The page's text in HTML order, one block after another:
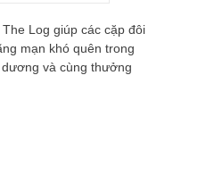
Log giúp các cặp đôi
mạn khó quên trong
và cùng thưởng